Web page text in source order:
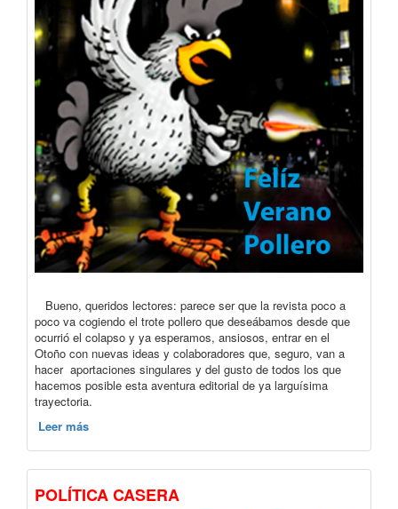
Bueno, queridos lectores: parece ser que la revista poco a
poco va cogiendo el trote pollero que deseábamos desde que
ocurrió el colapso y ya esperamos, ansiosos, entrar en el
Otoño con nuevas ideas y colaboradores que, seguro, van a
hacer aportaciones singulares y del gusto de todos los que
hacemos posible esta aventura editorial de ya larguísima
trayectoria.
Leer más
POLÍTICA CASERA